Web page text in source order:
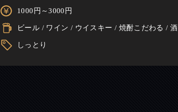
1000円～3000円
ビール / ワイン / ウイスキー / 焼酎こだわる /
しっとり